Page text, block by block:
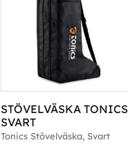
STÖVELVÄSKA TONICS
SVART
Tonics Stövelväska, Svart